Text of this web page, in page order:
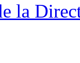
la